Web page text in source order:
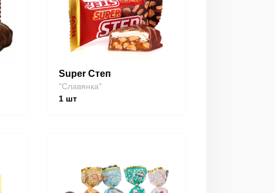
Super Степ
"Славянка"
1шт